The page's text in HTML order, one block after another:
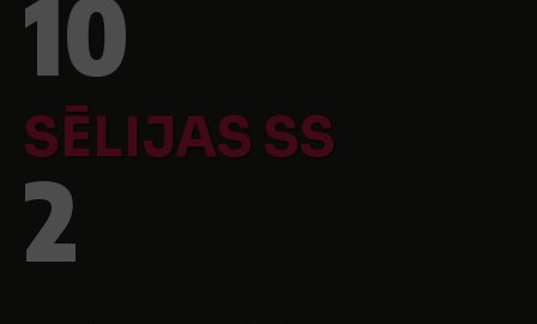
10
SĒLIJAS SS
2